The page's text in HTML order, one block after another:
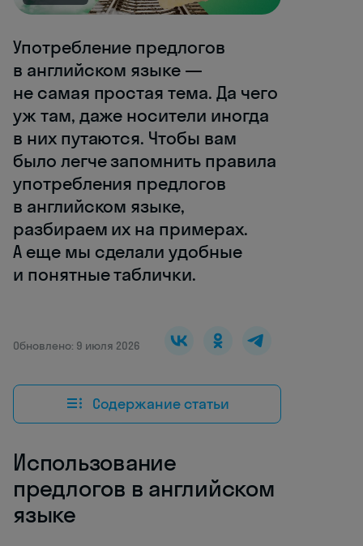
Употребление предлогов
в английском языке —
не самая простая тема. Да чего
уж там, даже носители иногда
в них путаются. Чтобы вам
было легче запомнить правила
употребления предлогов
в английском языке,
разбираем их на примерах.
А еще мы сделали удобные
и понятные таблички.
Обновлено: 9 июля 2026
Содержание статьи
Использование
предлогов в английском
языке